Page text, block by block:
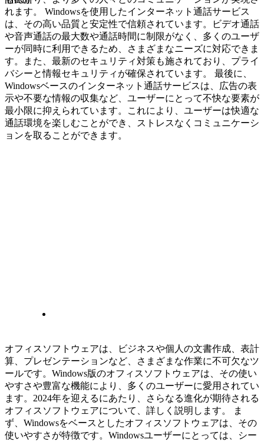
れます。 Windowsを使用したインターネット通話サービス
は、その高い品質と安定性で信頼されています。ビデオ通話
や音声通話の最大数や通話時間に制限がなく、多くのユーザ
ーが同時に利用できるため、さまざまなニーズに対応できま
す。また、最新のセキュリティ対策も施されており、プライ
バシーと情報セキュリティが確保されています。 最後に、
Windowsベースのインターネット通話サービスは、広告の表
示や不要な情報の収集など、ユーザーにとって不快な要素が
最小限に抑えられています。これにより、ユーザーは快適な
通話環境を楽しむことができ、ストレスなくコミュニケーシ
ョンを取ることができます。
オフィスソフトウェアは、ビジネスや個人の文書作成、表計
算、プレゼンテーションなど、さまざまな作業に不可欠なツ
ールです。Windows版のオフィスソフトウェアは、その使い
やすさや豊富な機能により、多くのユーザーに愛用されてい
ます。2024年を迎えるにあたり、さらなる進化が期待される
オフィスソフトウェアについて、詳しく説明します。 ま
ず、Windowsをベースとしたオフィスソフトウェアは、その
使いやすさが特徴です。Windowsユーザーにとっては、シー